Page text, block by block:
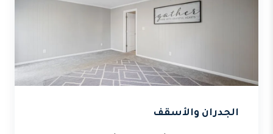
الجدران والأسقف